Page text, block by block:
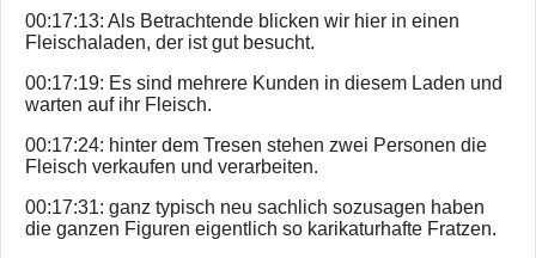
00:17:13: Als Betrachtende blicken wir hier in einen
Fleischaladen, der ist gut besucht.
00:17:19: Es sind mehrere Kunden in diesem Laden und
warten auf ihr Fleisch.
00:17:24: hinter dem Tresen stehen zwei Personen die
Fleisch verkaufen und verarbeiten.
00:17:31: ganz typisch neu sachlich sozusagen haben
die ganzen Figuren eigentlich so karikaturhafte Fratzen.